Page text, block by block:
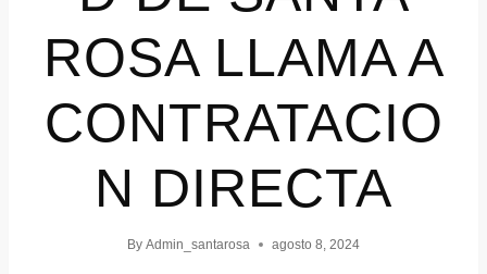
ROSA LLAMA A
CONTRATACIO
N DIRECTA
By Admin_santarosa agosto 8, 2024